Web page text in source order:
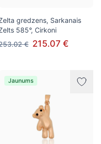
gredzens, Sarkanais
585°, Cirkoni
€ 215.07 €
Jaunums